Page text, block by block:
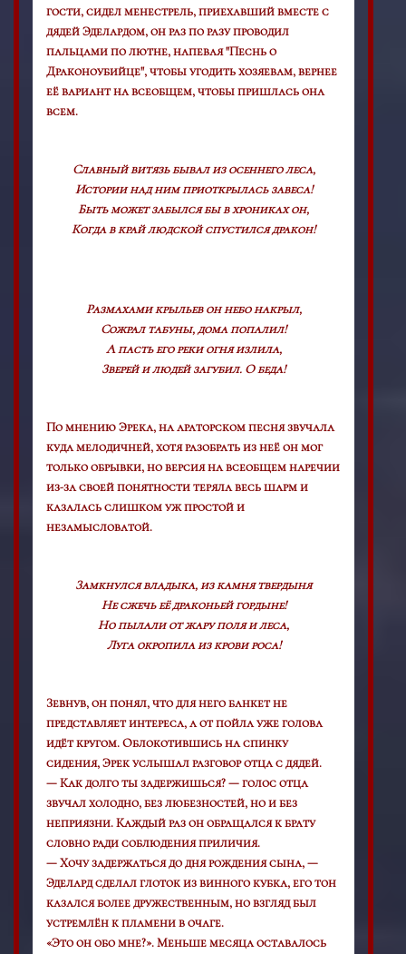
гости, сидел менестрель, приехавший вместе с
дядей Эделардом, он раз по разу проводил
пальцами по лютне, напевая "Песнь о
Драконоубийце", чтобы угодить хозяевам, вернее
её вариант на всеобщем, чтобы пришлась она
всем.
Славный витязь бывал из осеннего леса,
Истории над ним приоткрылась завеса!
Быть может забылся бы в хрониках он,
Когда в край людской спустился дракон!
Размахами крыльев он небо накрыл,
Сожрал табуны, дома попалил!
А пасть его реки огня излила,
Зверей и людей загубил. О беда!
По мнению Эрека, на араторском песня звучала
куда мелодичней, хотя разобрать из неё он мог
только обрывки, но версия на всеобщем наречии
из-за своей понятности теряла весь шарм и
казалась слишком уж простой и
незамысловатой.
Замкнулся владыка, из камня твердыня
Не сжечь её драконьей гордыне!
Но пылали от жару поля и леса,
Луга окропила из крови роса!
Зевнув, он понял, что для него банкет не
представляет интереса, а от пойла уже голова
идёт кругом. Облокотившись на спинку
сидения, Эрек услышал разговор отца с дядей.
— Как долго ты задержишься? — голос отца
звучал холодно, без любезностей, но и без
неприязни. Каждый раз он обращался к брату
словно ради соблюдения приличия.
— Хочу задержаться до дня рождения сына, —
Эделард сделал глоток из винного кубка, его тон
казался более дружественным, но взгляд был
устремлён к пламени в очаге.
«Это он обо мне?». Меньше месяца оставалось